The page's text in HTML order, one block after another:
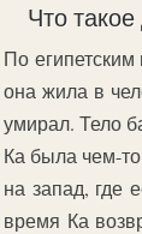
Что
По
она жила в
умирал. Тело
Ка была чем-
на запад, где
время Ка